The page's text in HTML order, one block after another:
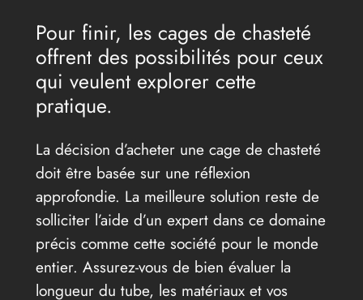
Pour finir, les cages de chasteté
offrent des possibilités pour ceux
qui veulent explorer cette
pratique.
La décision d’acheter une cage de chasteté
doit être basée sur une réflexion
approfondie. La meilleure solution reste de
solliciter l’aide d’un expert dans ce domaine
précis comme cette société pour le monde
entier. Assurez-vous de bien évaluer la
longueur du tube, les matériaux et vos